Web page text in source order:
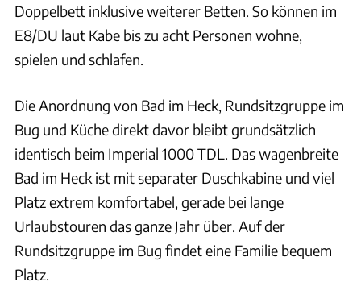
Doppelbett inklusive weiterer Betten. So können im
E8/DU laut Kabe bis zu acht Personen wohne,
spielen und schlafen.
Die Anordnung von Bad im Heck, Rundsitzgruppe im
Bug und Küche direkt davor bleibt grundsätzlich
identisch beim Imperial 1000 TDL. Das wagenbreite
Bad im Heck ist mit separater Duschkabine und viel
Platz extrem komfortabel, gerade bei lange
Urlaubstouren das ganze Jahr über. Auf der
Rundsitzgruppe im Bug findet eine Familie bequem
Platz.